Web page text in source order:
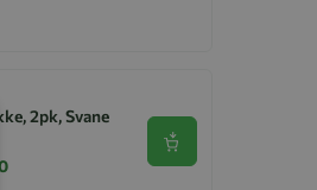
2pk, Svane
Se produkt